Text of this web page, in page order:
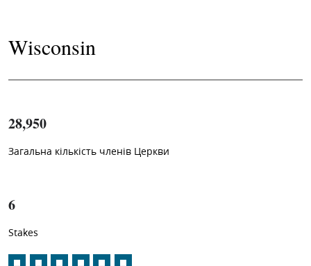
Wisconsin
28,950
Загальна кількість членів Церкви
1 -in-
6
Stakes